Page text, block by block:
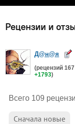
Рецензии и
Д@н@я
(рецензий167
+1793)
Всего 109
Сначала новые